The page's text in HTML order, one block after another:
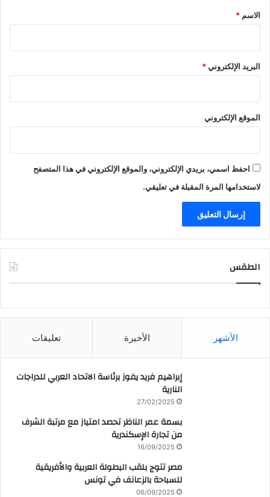
*
الاسم *
البريد الإلكتروني*
الموقع الإلكتروني
احفظ اسمي، بريدي الإلكتروني، والموقع الإلكتروني في هذا المتصفح
لاستخدامها المرة المقبلة في تعليقي.
الطقس
الأشهر الأخيرة تعليقات
إبراهيم فريد يفوز برئاسة الاتحاد العربي للدراجات
النارية
27/02/2025
بسمة عمر الناظر تحصد امتياز مع مرتبة الشرف
من تجارة الإسكندرية
16/09/2025
مصر تتوج بلقب البطولة العربية والأفريقية
للسباحة بالزعانف في تونس
06/09/2025